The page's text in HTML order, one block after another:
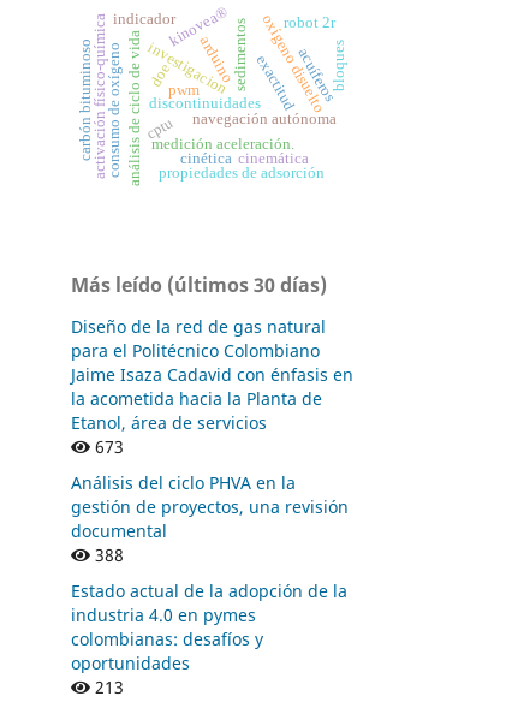
investigacion
arduino
análisis de ciclo de vida discontinuidades
navegación autónoma
cptu
exactitud
oxígeno disuelto
sedimentos
consumo de oxígeno medición aceleración.
kinovea®
cinemática
cinética
propiedades de adsorción
activación físico-química
carbón bituminoso acuíferosbloques
indicador
doe
robot 2r
pwm
Más leído (últimos 30 días)
Diseño de la red de gas natural
para el Politécnico Colombiano
Jaime Isaza Cadavid con énfasis en
la acometida hacia la Planta de
Etanol, área de servicios
673
Análisis del ciclo PHVA en la
gestión de proyectos, una revisión
documental
388
Estado actual de la adopción de la
industria 4.0 en pymes
colombianas: desafíos y
oportunidades
213